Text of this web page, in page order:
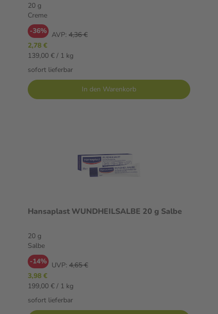
20 g
Creme
-36% AVP: 4,36 €
2,78 €
139,00 € / 1 kg
sofort lieferbar
In den Warenkorb
Hansaplast WUNDHEILSALBE 20 g Salbe
20 g
Salbe
-14% UVP: 4,65 €
3,98 €
199,00 € / 1 kg
sofort lieferbar